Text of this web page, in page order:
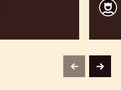
Jordi
Roca
previousnext